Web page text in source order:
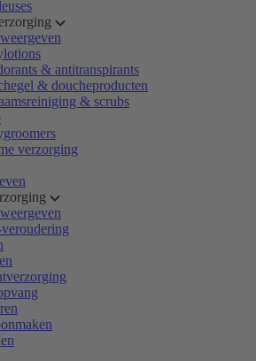
& antitranspirants
& doucheproducten
& scrubs
verzorging